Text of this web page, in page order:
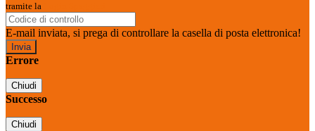
tramite la
E-mail inviata, si prega di controllare la casella di posta elettronica!
Errore
Chiudi
Successo
Chiudi